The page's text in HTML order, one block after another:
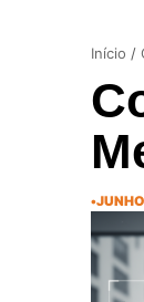
Início /
•